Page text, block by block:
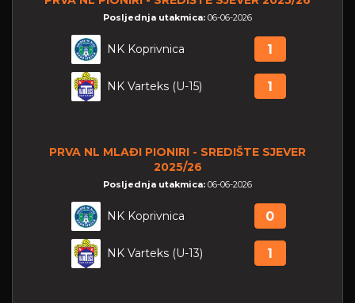
Posljednja utakmica: 06-06-2026
NK Koprivnica 1
NK Varteks (U-15) 1
PRVA NL MLAĐI PIONIRI - SREDIŠTE SJEVER
2025/26
Posljednja utakmica: 06-06-2026
NK Koprivnica 0
NK Varteks (U-13) 1